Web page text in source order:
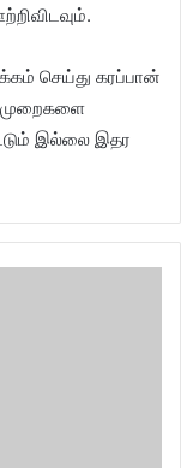
செய்து கரப்பான்
முறைகளை
இல்லை இதர